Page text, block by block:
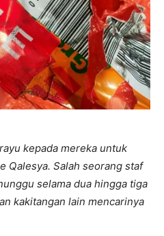
kepada mereka untuk
Qalesya. Salah seorang staf
selama dua hingga tiga
kakitangan lain mencarinya